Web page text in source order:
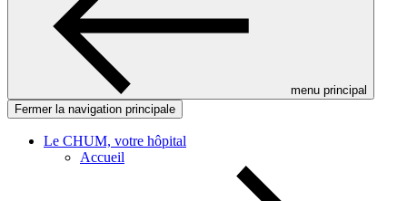
menu principal
Fermer la navigation principale
Le CHUM, votre hôpital
Accueil